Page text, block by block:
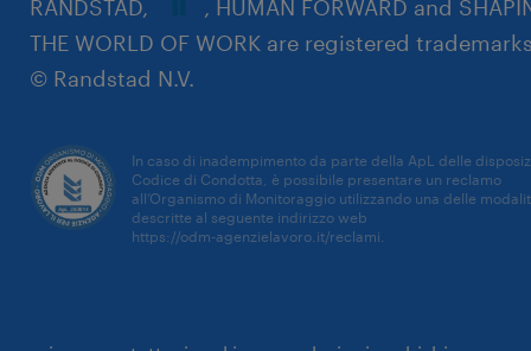
RANDSTAD,
, HUMAN FORWARD and
THE WORLD OF WORK are registered
© Randstad N.V.
In caso di inadempimento da parte della ApL delle
Codice di Condotta, è possibile presentare un reclamo
all’Organismo di Monitoraggio utilizzando una delle
descritte al seguente indirizzo web
https://odm-agenzielavoro.it/reclami